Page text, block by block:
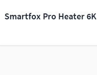
Smartfox Pro Heater 6K